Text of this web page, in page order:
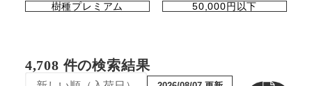
樹種プレミアム
50,000円以下
4,708 件の検索結果